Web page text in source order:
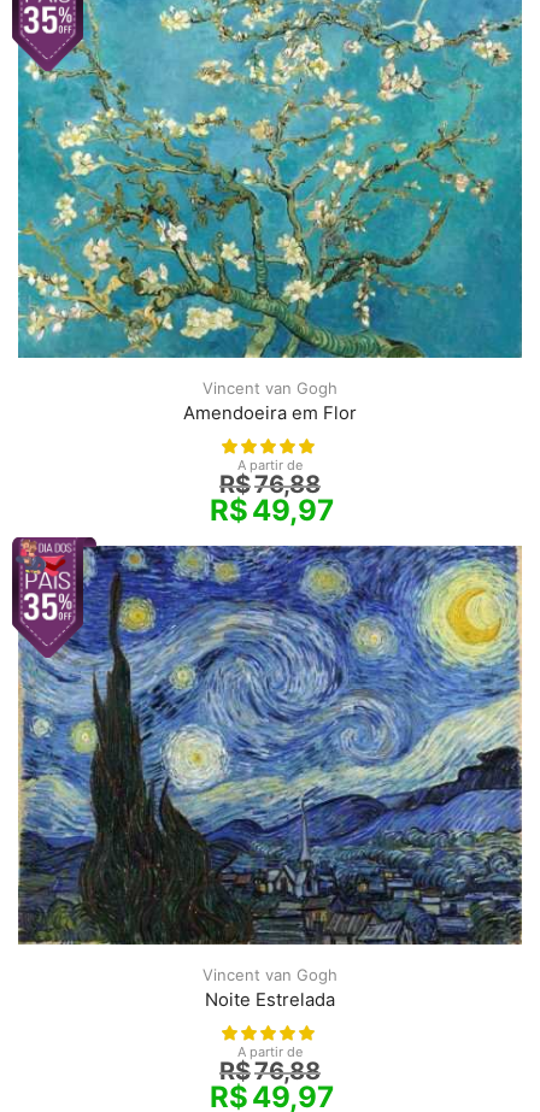
Vincent van Gogh
Amendoeira em Flor
A partir de
R$76,88
R$49,97
Vincent van Gogh
Noite Estrelada
A partir de
R$76,88
R$49,97